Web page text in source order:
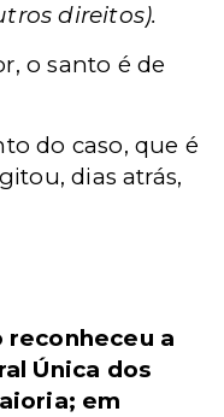
direitos).
o santo é de
do caso, que é
dias atrás,
a
Única dos
em